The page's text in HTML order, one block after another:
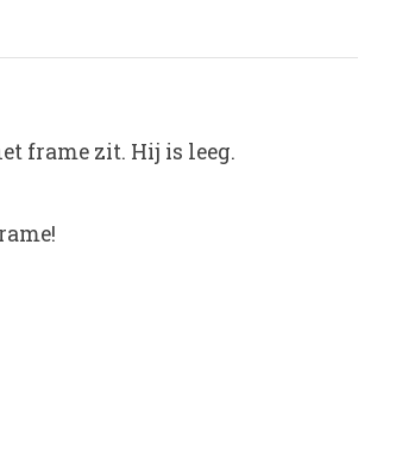
frame zit. Hij is leeg.